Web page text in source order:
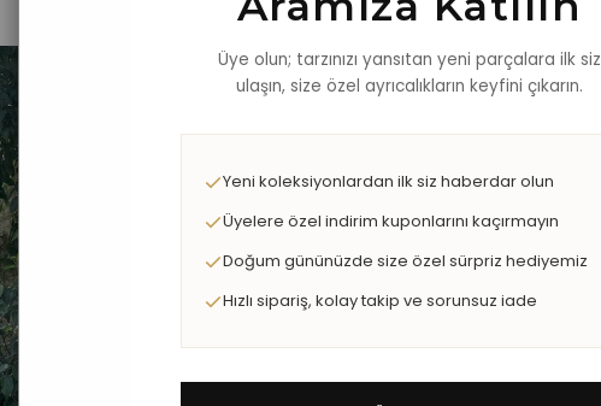
Üye olun; tarzınızı yansıtan yeni parçalara ilk siz
ulaşın, size özel ayrıcalıkların keyfini çıkarın.
Yeni koleksiyonlardan ilk siz haberdar olun
Üyelere özel indirim kuponlarını kaçırmayın
Doğum gününüzde size özel sürpriz hediyemiz
Hızlı sipariş, kolay takip ve sorunsuz iade